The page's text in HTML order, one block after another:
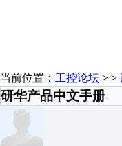
当前位置： 工控论坛 > >
研华产品中文手册